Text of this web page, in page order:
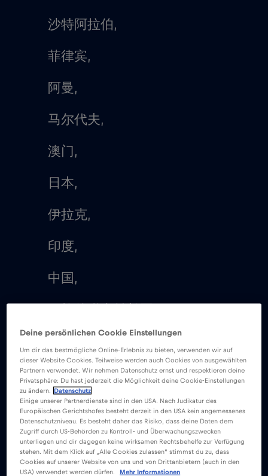
沙特阿拉伯,
菲律宾,
阿曼,
马尔代夫,
澳门,
日本,
伊拉克,
印度,
中国,
斯里兰卡,
新加坡,
卡塔尔,
巴基斯坦,
Deine persönlichen Cookie Einstellungen
Um dir das bestmögliche Online-Erlebnis zu bieten, verwenden wir auf
dieser Website Cookies. Teilweise werden auch Cookies von ausgewählten
Partnern verwendet. Wir nehmen Datenschutz ernst und respektieren deine
Privatsphäre: Du hast jederzeit die Möglichkeit deine Cookie-Einstellungen
zu ändern.
Datenschutz
Einige unserer Partnerdienste sind in den USA. Nach Judikatur des
Europäischen Gerichtshofes besteht derzeit in den USA kein angemessenes
Datenschutzniveau. Es besteht daher das Risiko, dass deine Daten dem
Zugriff durch US-Behörden zu Kontroll- und Überwachungszwecken
unterliegen und dir dagegen keine wirksamen Rechtsbehelfe zur Verfügung
stehen. Mit dem Klick auf „Alle Cookies zulassen“ stimmst du zu, dass
Cookies auf unserer Website von uns und von Drittanbietern (auch in den
USA) verwendet werden dürfen.
Mehr Informationen